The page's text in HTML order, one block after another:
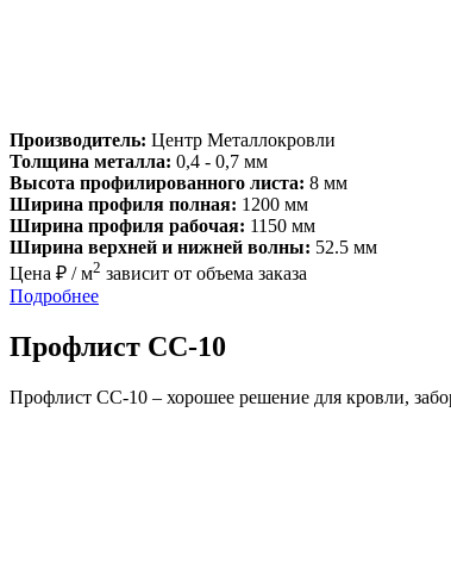
Производитель: Центр Металлокровли
Толщина металла: 0,4 - 0,7 мм
Высота профилированного листа: 8 мм
Ширина профиля полная: 1200 мм
Ширина профиля рабочая: 1150 мм
Ширина верхней и нижней волны: 52.5 мм
Цена ₽ / м2 зависит от объема заказа
Подробнее
Профлист СС-10
Профлист СС-10 – хорошее решение для кровли,